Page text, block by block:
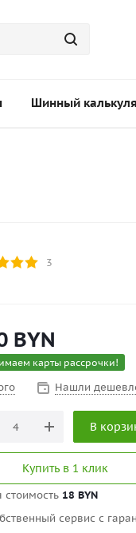
Шинный
3
BYN
карты рассрочки!
Нашли
В
Купить в 1 клик
18 BYN
сервис с